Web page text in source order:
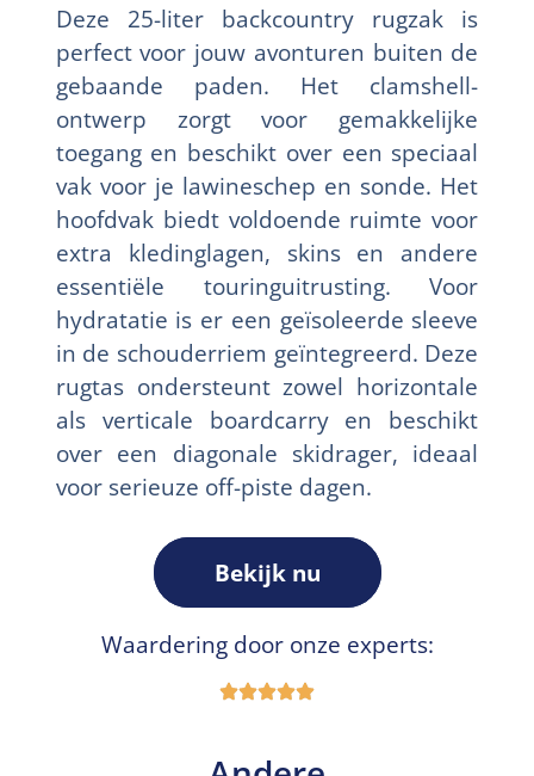
Deze 25-liter backcountry rugzak is
perfect voor jouw avonturen buiten de
gebaande paden. Het clamshell-
ontwerp zorgt voor gemakkelijke
toegang en beschikt over een speciaal
vak voor je lawineschep en sonde. Het
hoofdvak biedt voldoende ruimte voor
extra kledinglagen, skins en andere
essentiële touringuitrusting. Voor
hydratatie is er een geïsoleerde sleeve
in de schouderriem geïntegreerd. Deze
rugtas ondersteunt zowel horizontale
als verticale boardcarry en beschikt
over een diagonale skidrager, ideaal
voor serieuze off-piste dagen.
Bekijk nu
Waardering door onze experts: